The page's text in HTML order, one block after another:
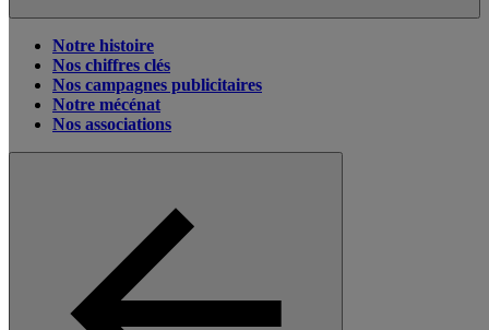
Notre histoire
Nos chiffres clés
Nos campagnes publicitaires
Notre mécénat
Nos associations